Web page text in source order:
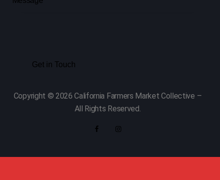
Copyright © 2026 California Farmers Market Collective –
All Rights Reserved.